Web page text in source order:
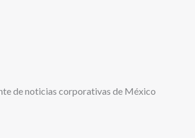
de noticias corporativas de México